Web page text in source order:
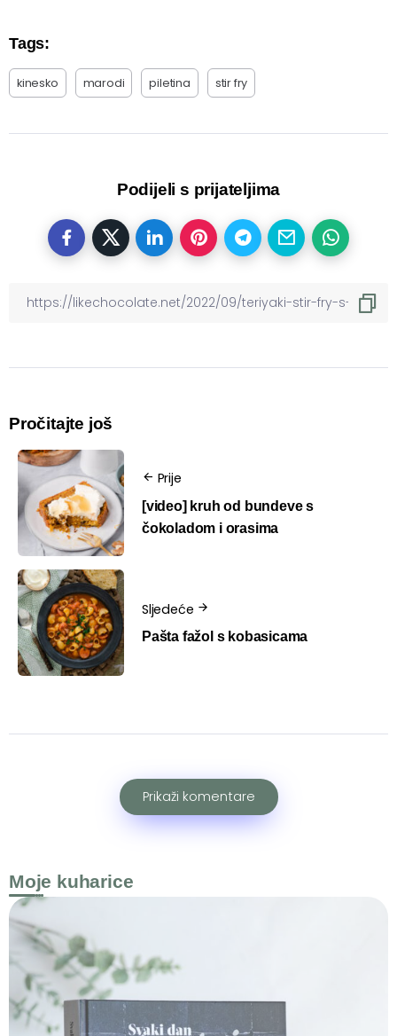
Tags:
kinesko marodi piletina stir fry
Podijeli s prijateljima
Pročitajte još
Prije
[video] kruh od bundeve s
čokoladom i orasima
Sljedeće
Pašta fažol s kobasicama
Prikaži komentare
Moje kuharice